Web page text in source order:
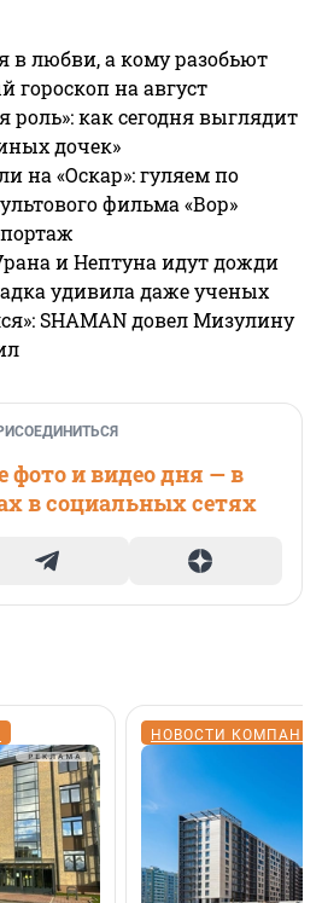
в любви, а кому разобьют
гороскоп на август
роль»: как сегодня выглядит
дочек»
на «Оскар»: гуляем по
фильма «Вор»
и Нептуна идут дожди
удивила даже ученых
SHAMAN довел Мизулину
и видео дня — в
в социальных сетях
НОВОСТИ